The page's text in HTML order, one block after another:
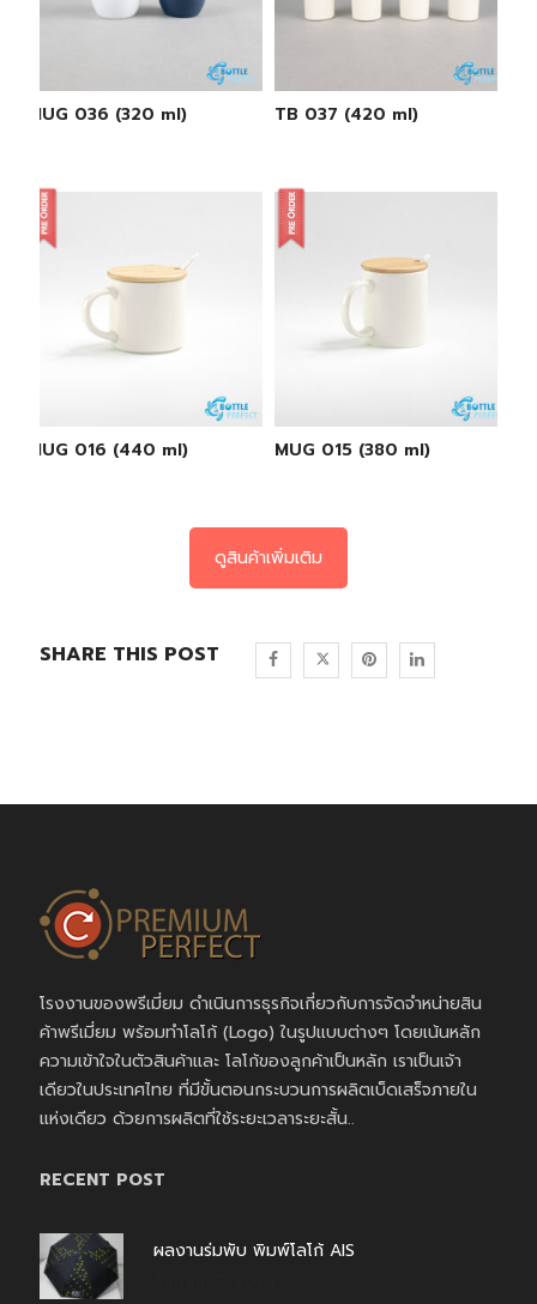
MUG 036 (320 ml) TB 037 (420 ml)
MUG 016 (440 ml) MUG 015 (380 ml)
ดูสินค้าเพิ่มเติม
SHARE THIS POST
โรงงานของพรีเมี่ยม ดำเนินการธุรกิจเกี่ยวกับการจัดจำหน่ายสิน
ค้าพรีเมี่ยม พร้อมทำโลโก้ (Logo) ในรูปแบบต่างๆ โดยเน้นหลัก
ความเข้าใจในตัวสินค้าและ โลโก้ของลูกค้าเป็นหลัก เราเป็นเจ้า
เดียวในประเทศไทย ที่มีขั้นตอนกระบวนการผลิตเบ็ดเสร็จภายใน
แห่งเดียว ด้วยการผลิตที่ใช้ระยะเวลาระยะสั้น..
RECENT POST
ผลงานร่มพับ พิมพ์โลโก้ AIS